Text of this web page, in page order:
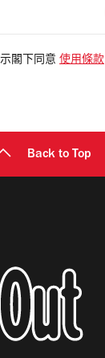
閣下同意 使用條款
Back to Top